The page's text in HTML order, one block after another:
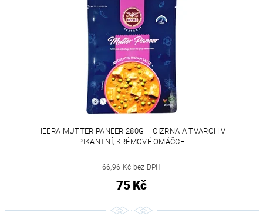
HEERA MUTTER PANEER 280G – CIZRNA A TVAROH V
PIKANTNÍ, KRÉMOVÉ OMÁČCE
66,96 Kč bez DPH
75 Kč